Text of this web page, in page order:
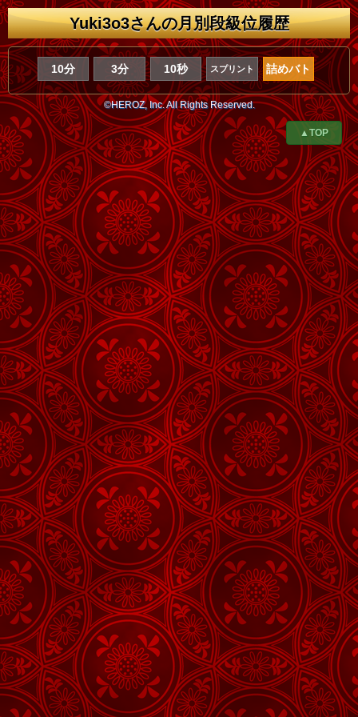
Yuki3o3さんの月別段級位履歴
10分 3分 10秒 スプリント 詰めバト
©HEROZ, Inc. All Rights Reserved.
▲TOP